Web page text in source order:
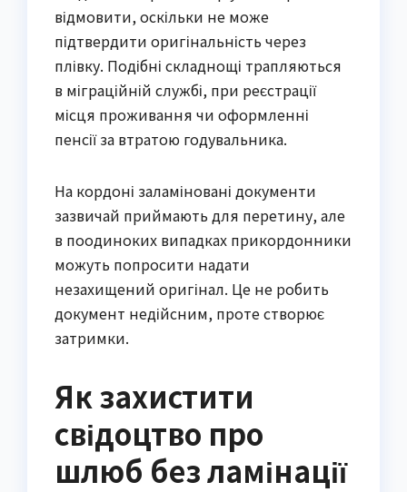
відмовити, оскільки не може
підтвердити оригінальність через
плівку. Подібні складнощі трапляються
в міграційній службі, при реєстрації
місця проживання чи оформленні
пенсії за втратою годувальника.
На кордоні заламіновані документи
зазвичай приймають для перетину, але
в поодиноких випадках прикордонники
можуть попросити надати
незахищений оригінал. Це не робить
документ недійсним, проте створює
затримки.
Як захистити
свідоцтво про
шлюб без ламінації